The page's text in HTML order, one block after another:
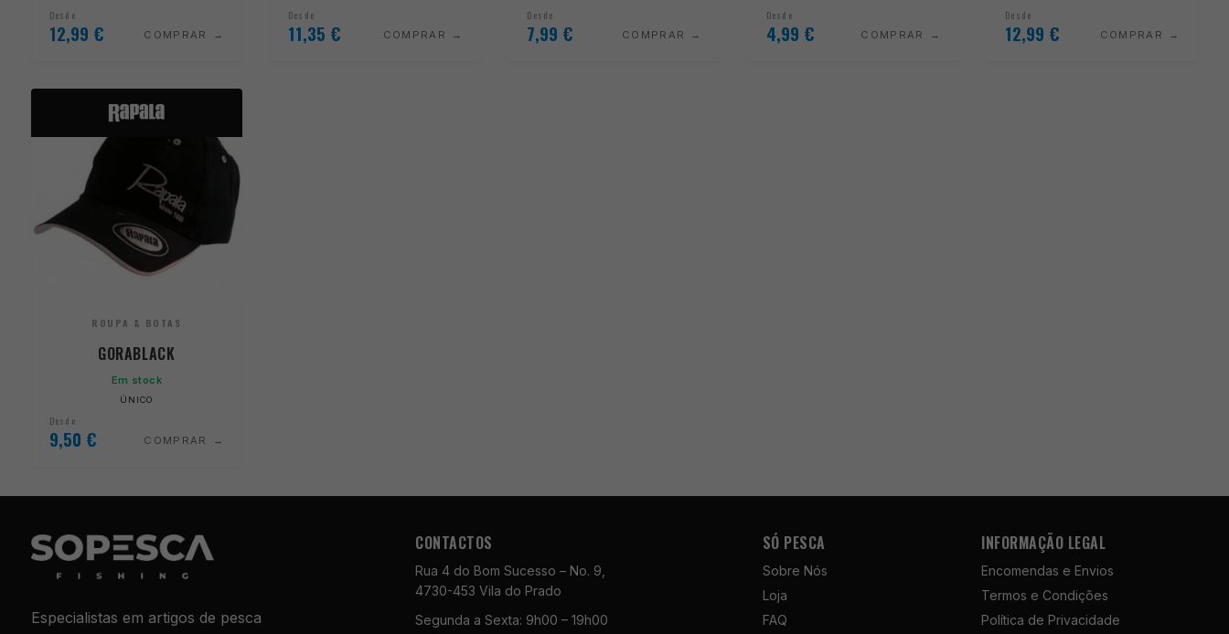
Desde
12,99 € COMPRAR
Desde
11,35 € COMPRAR
Desde
7,99 € COMPRAR
Desde
4,99 € COMPRAR
Desde
12,99 € COMPRAR
ROUPA & BOTAS
GORABLACK
Em stock
ÚNICO
Desde
9,50 € COMPRAR
Especialistas em artigos de pesca
CONTACTOS
Rua 4 do Bom Sucesso – No. 9,
4730-453 Vila do Prado
Segunda a Sexta: 9h00 – 19h00
SÓ PESCA
Sobre Nós
Loja
FAQ
INFORMAÇÃO LEGAL
Encomendas e Envios
Termos e Condições
Política de Privacidade